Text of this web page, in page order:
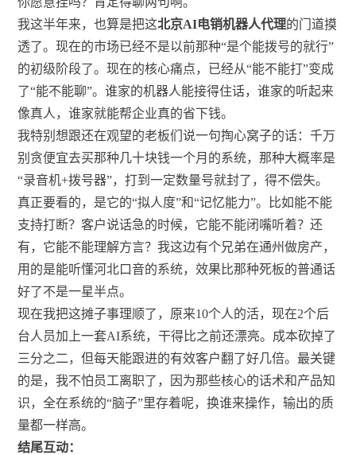
我这半年来，也算是把这北京AI电销机器人代理的门道摸
透了。现在的市场已经不是以前那种“是个能拨号的就行”
的初级阶段了。现在的核心痛点，已经从“能不能打”变成
了“能不能聊”。谁家的机器人能接得住话，谁家的听起来
像真人，谁家就能帮企业真的省下钱。
我特别想跟还在观望的老板们说一句掏心窝子的话：千万
别贪便宜去买那种几十块钱一个月的系统，那种大概率是
“录音机+拨号器”，打到一定数量号就封了，得不偿失。
真正要看的，是它的“拟人度”和“记忆能力”。比如能不能
支持打断？客户说话急的时候，它能不能闭嘴听着？还
有，它能不能理解方言？我这边有个兄弟在通州做房产，
用的是能听懂河北口音的系统，效果比那种死板的普通话
好了不是一星半点。
现在我把这摊子事理顺了，原来10个人的活，现在2个后
台人员加上一套AI系统，干得比之前还漂亮。成本砍掉了
三分之二，但每天能跟进的有效客户翻了好几倍。最关键
的是，我不怕员工离职了，因为那些核心的话术和产品知
识，全在系统的“脑子”里存着呢，换谁来操作，输出的质
量都一样高。
结尾互动：